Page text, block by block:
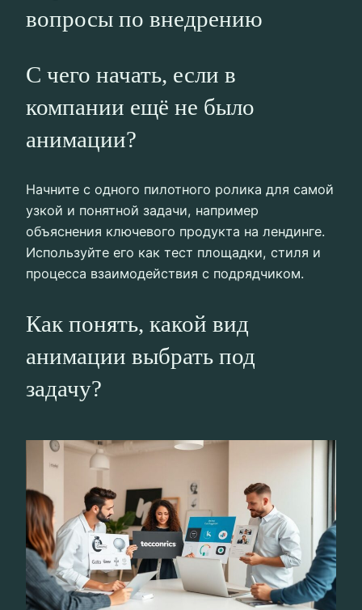
вопросы по внедрению
С чего начать, если в
компании ещё не было
анимации?
Начните с одного пилотного ролика для самой
узкой и понятной задачи, например
объяснения ключевого продукта на лендинге.
Используйте его как тест площадки, стиля и
процесса взаимодействия с подрядчиком.
Как понять, какой вид
анимации выбрать под
задачу?